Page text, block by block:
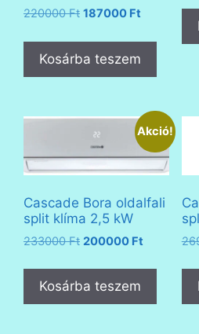
220000Ft Original
was:
220000 Ft.
187000 Ft
is:
Kosárba teszem
Akció!
Cascade Bora oldalfali
split klíma 2,5 kW
233000Ft Original
was:
233000 Ft.
200000 Ft Current
is:
200000
Kosárba teszem